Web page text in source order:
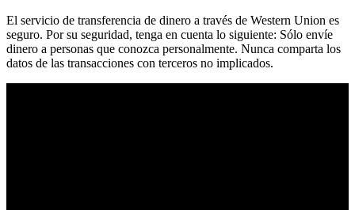
El servicio de transferencia de dinero a través de Western Union es
seguro. Por su seguridad, tenga en cuenta lo siguiente: Sólo envíe
dinero a personas que conozca personalmente. Nunca comparta los
datos de las transacciones con terceros no implicados.